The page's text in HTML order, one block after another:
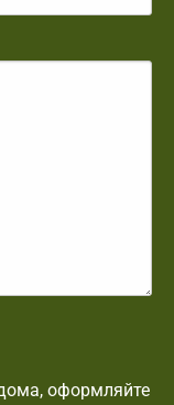
оформляйте